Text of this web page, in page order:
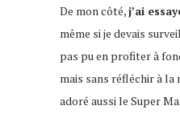
De mon côté,j’ai
même si je devais
pas pu en profiter à
mais sans réfléchir à la
adoré aussi le Super